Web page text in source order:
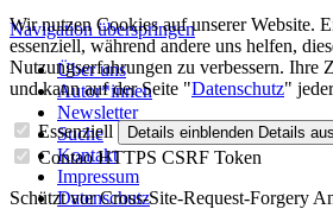
Navigation überspringen
Über uns
Autor*innen
Newsletter
Suche
Kontakt
Impressum
Datenschutz
Wir nutzen Cookies auf unserer Website.
essenziell, während andere uns helfen,
Nutzungserfahrungen zu verbessern.
und kann auf der Seite "Datenschutz"
Essenziell Details einblenden Details
Contao HTTPS CSRF Token
Schützt vor Cross-Site-Request-Forgery